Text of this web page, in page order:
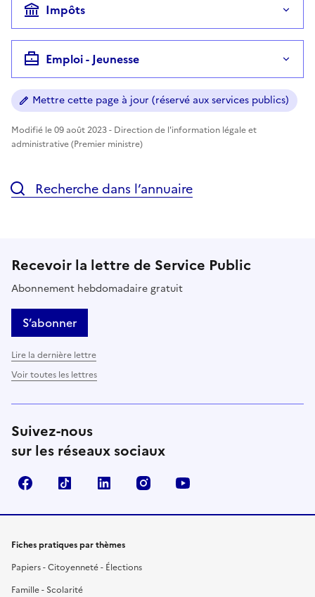
Impôts
Emploi - Jeunesse
Mettre cette page à jour (réservé aux services publics)
Modifié le 09 août 2023 - Direction de l'information légale et
administrative (Premier ministre)
Recherche dans l’annuaire
Recevoir la lettre de Service Public
Abonnement hebdomadaire gratuit
S’abonner
Lire la dernière lettre
Voir toutes les lettres
Suivez-nous
sur les réseaux sociaux
FacebookTikTok LinkedIn Instagram
Fiches pratiques par thèmes
Papiers - Citoyenneté - Élections
Famille - Scolarité